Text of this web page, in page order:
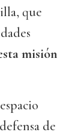
que
misión
de